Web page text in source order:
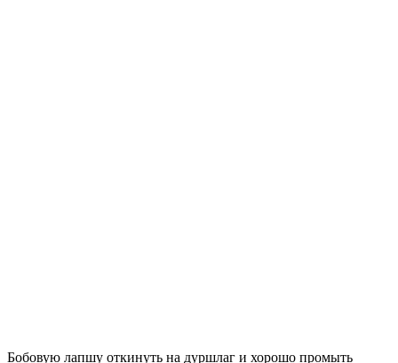
Бобовую лапшу откинуть на дуршлаг и хорошо промыть